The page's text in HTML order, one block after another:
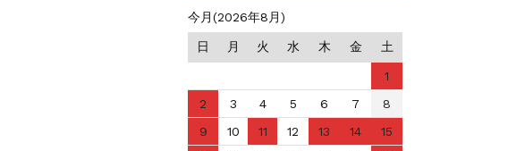
今月(2026年8月)
日 月 火 水 木 金 土
1
2
3 4 5 6 7
8
9
10 11 12 13 14
15